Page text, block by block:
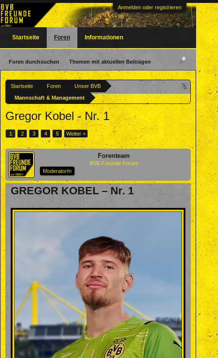
Anmelden oder registrieren
Startseite Foren
Unser BVB
Mannschaft & Management
Gregor Kobel - Nr. 1
1 2 3 4 5 Weiter >
Forenteam
BVB Freunde Forum
ModeratorIn
GREGOR KOBEL – Nr. 1
Startseite Foren
Foren durchsuchen Themen mit aktuellen Beiträgen
Informationen